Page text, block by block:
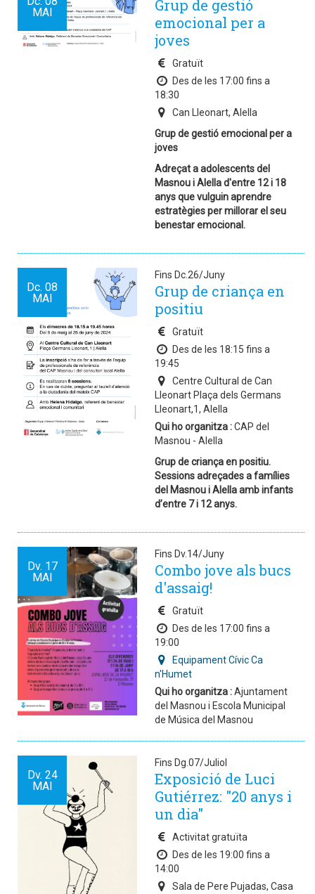
MAI
Grup de gestió
emocional per a
joves
Gratuït
Des de les 17:00 fins a
18:30
Can Lleonart, Alella
Grup de gestió emocional per a
joves
Adreçat a adolescents del
Masnou i Alella d'entre 12 i 18
anys que vulguin aprendre
estratègies per millorar el seu
benestar emocional.
Dc. 08
MAI
Fins Dc.26/Juny
Grup de criança en
positiu
Gratuït
Des de les 18:15 fins a
19:45
Centre Cultural de Can
Lleonart Plaça dels Germans
Lleonart,1, Alella
Qui ho organitza :CAP del
Masnou - Alella
Grup de criança en positiu.
Sessions adreçades a famílies
del Masnou i Alella amb infants
d’entre 7 i 12 anys.
Dv. 17
MAI
Fins Dv.14/Juny
Combo jove als bucs
d'assaig!
Gratuït
Des de les 17:00 fins a
19:00
Equipament Cívic Ca
n'Humet
Qui ho organitza :Ajuntament
del Masnou i Escola Municipal
de Música del Masnou
Dv. 24
MAI
Fins Dg.07/Juliol
Exposició de Luci
Gutiérrez: "20 anys i
un dia"
Activitat gratuïta
Des de les 19:00 fins a
14:00
Sala de Pere Pujadas, Casa